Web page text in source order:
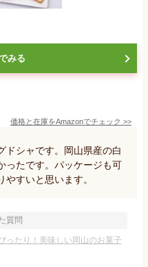
みる
価格と在庫をAmazonでチェック >>
ドシャです。岡山県産の白
ったです。パッケージも可
すいと思います。
質問
ったり！美味しい岡山のお菓子